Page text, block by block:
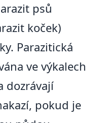
psů
koček)
Parazitická
ve výkalech
dozrávají
pokud je